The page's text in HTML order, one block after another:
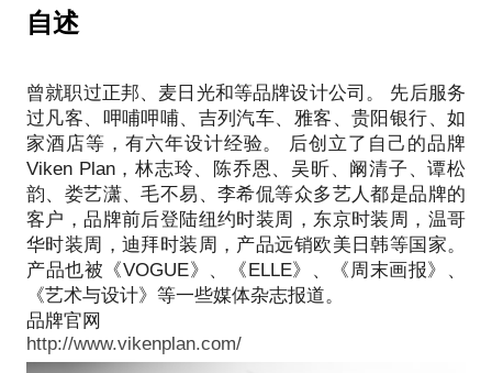
识，把自己的眼睛养刁才是重中之中。 希望能通过我
的经验来告诉新入行的设计师和对设计感兴趣的朋友
角，少走一些弯路，通过一些途径可以很快提升对设
自述
曾就职过正邦、麦日光和等品牌设计公司。 先后服务
过凡客、呷哺呷哺、吉列汽车、雅客、贵阳银行、如
家酒店等，有六年设计经验。 后创立了自己的品牌
Viken Plan，林志玲、陈乔恩、吴昕、阚清子、谭松
韵、娄艺潇、毛不易、李希侃等众多艺人都是品牌的
客户，品牌前后登陆纽约时装周，东京时装周，温哥
华时装周，迪拜时装周，产品远销欧美日韩等国家。
产品也被《VOGUE》、《ELLE》、《周末画报》、
《艺术与设计》等一些媒体杂志报道。
品牌官网